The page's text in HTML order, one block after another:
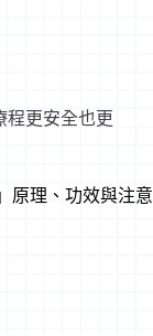
程更安全也更